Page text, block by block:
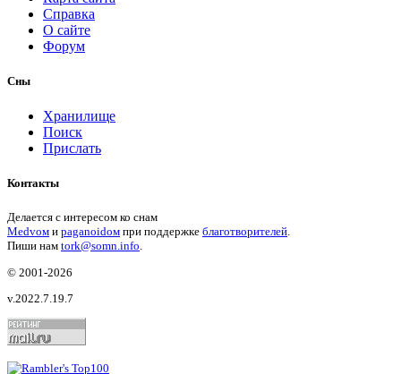
Справка
О сайте
Форум
Сны
Хранилище
Поиск
Прислать
Контакты
Делается с интересом ко снам
Medvом и paganoidом при поддержке благотворителей.
Пиши нам tork@somn.info.
© 2001 -2026
v.2022.7.19.7